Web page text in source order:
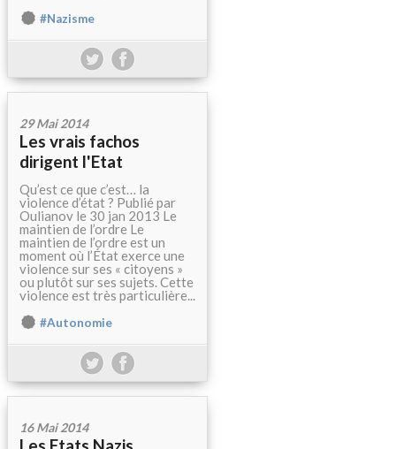
#Nazisme
29 Mai 2014
Les vrais fachos
dirigent l'Etat
Qu’est ce que c’est… la
violence d’état ? Publié par
Oulianov le 30 jan 2013 Le
maintien de l’ordre Le
maintien de l’ordre est un
moment où l’État exerce une
violence sur ses « citoyens »
ou plutôt sur ses sujets. Cette
violence est très particulière...
#Autonomie
16 Mai 2014